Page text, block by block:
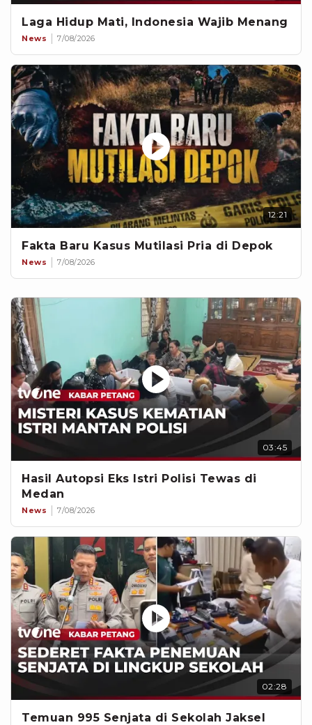
Laga Hidup Mati, Indonesia Wajib Menang
News 7/08/2026
12:21
Fakta Baru Kasus Mutilasi Pria di Depok
News 7/08/2026
03:45
Hasil Autopsi Eks Istri Polisi Tewas di
Medan
News 7/08/2026
02:28
Temuan 995 Senjata di Sekolah Jaksel